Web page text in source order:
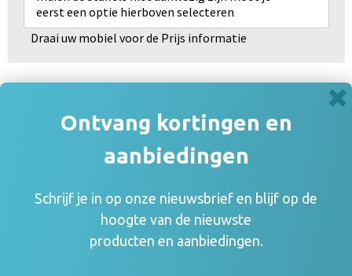
eerst een optie hierboven selecteren
Draai uw mobiel voor de Prijs informatie
Gerelateerde producten
Ontvang kortingen en
aanbiedingen
Schrijf je in op onze nieuwsbrief en blijf op de
hoogte van de nieuwste
producten en aanbiedingen.